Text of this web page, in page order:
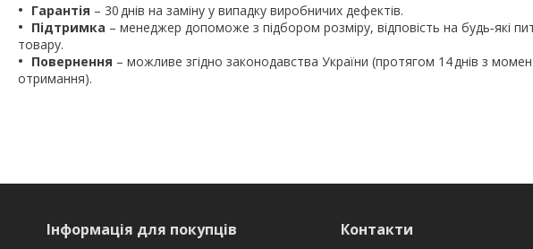
Гарантія – 30 днів на заміну у випадку виробничих дефектів.
Підтримка – менеджер допоможе з підбором розміру, відповість на будь‑які
товару.
Повернення – можливе згідно законодавства України (протягом 14 днів з
отримання).
Інформація для покупців Контакти